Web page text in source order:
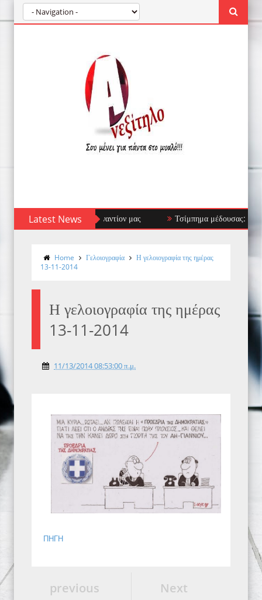
Latest News
Στρέφεται Εναντίον μας Τσίμπημα μέδουσας: πρώτες
Home Γελοιογραφία
Η γελοιογραφία της ημέρας
13-11-2014
Η γελοιογραφία της ημέρας
13-11-2014
11/13/2014 08:53:00 π.μ.
ΠΗΓΗ
Next
previous